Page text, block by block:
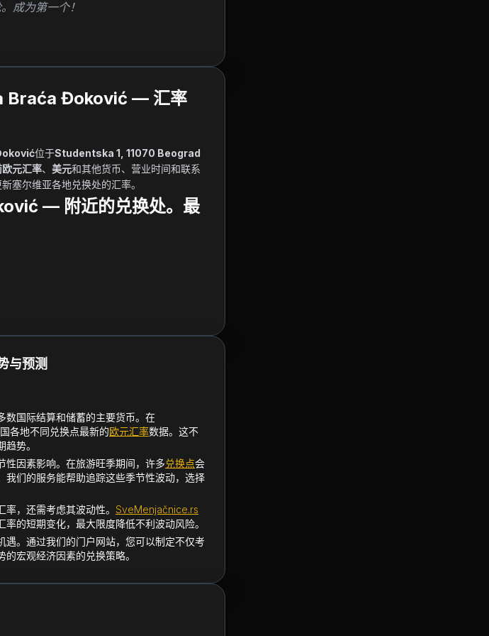
成为第一个！
Braća Đoković — 汇率
位于Studentska 1, 11070 Beograd
欧元汇率、 美元和其他货币、营业时间和联系
新塞尔维亚各地兑换处的汇率。
— 附近的兑换处。最
与预测
数国际结算和储蓄的主要货币。在
各地不同兑换点最新的欧元汇率数据。这不
势。
性因素影响。在旅游旺季期间，许多兑换点会
们的服务能帮助追踪这些季节性波动，选择
，还需考虑其波动性。 SveMenjačnice.rs
的短期变化，最大限度降低不利波动风险。
。通过我们的门户网站，您可以制定不仅考
宏观经济因素的兑换策略。